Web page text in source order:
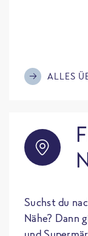
ALLES
Suchst du
Nähe? Dann